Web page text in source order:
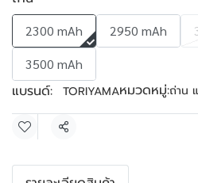
2300 mAh 2950 mAh
3500 mAh
แบรนด์: TORIYAMAหมวดหมู่:ถ่าน
แชร์